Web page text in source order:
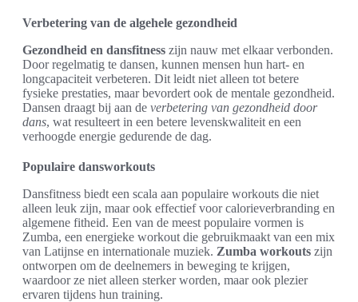
Verbetering van de algehele gezondheid
Gezondheid en dansfitness zijn nauw met elkaar verbonden.
Door regelmatig te dansen, kunnen mensen hun hart- en
longcapaciteit verbeteren. Dit leidt niet alleen tot betere
fysieke prestaties, maar bevordert ook de mentale gezondheid.
Dansen draagt bij aan de verbetering van gezondheid door
dans, wat resulteert in een betere levenskwaliteit en een
verhoogde energie gedurende de dag.
Populaire dansworkouts
Dansfitness biedt een scala aan populaire workouts die niet
alleen leuk zijn, maar ook effectief voor calorieverbranding en
algemene fitheid. Een van de meest populaire vormen is
Zumba, een energieke workout die gebruikmaakt van een mix
van Latijnse en internationale muziek. Zumba workouts zijn
ontworpen om de deelnemers in beweging te krijgen,
waardoor ze niet alleen sterker worden, maar ook plezier
ervaren tijdens hun training.